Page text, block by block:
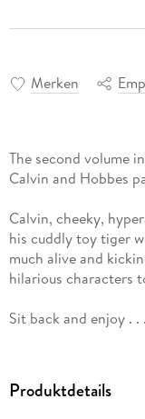
Merken
The second volume
Calvin and Hobbes
Calvin, cheeky,
his cuddly toy tiger
much alive and
hilarious characters
Sit back and enjoy . . .
Produktdetails